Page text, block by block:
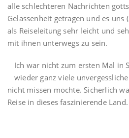
alle schlechteren Nachrichten
Gelassenheit getragen und es uns
als Reiseleitung sehr leicht und
mit ihnen unterwegs zu sein.
Ich war nicht zum ersten Mal in
wieder ganz viele
nicht missen möchte. Sicherlich
Reise in dieses faszinierende Land.